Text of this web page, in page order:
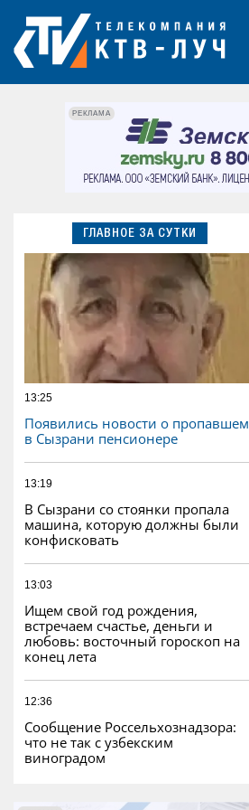
РЕКЛАМА
ГЛАВНОЕ ЗА СУТКИ
13:25
Появились новости о пропавшем
в Сызрани пенсионере
13:19
В Сызрани со стоянки пропала
машина, которую должны были
конфисковать
13:03
Ищем свой год рождения,
встречаем счастье, деньги и
любовь: восточный гороскоп на
конец лета
12:36
Сообщение Россельхознадзора:
что не так с узбекским
виноградом